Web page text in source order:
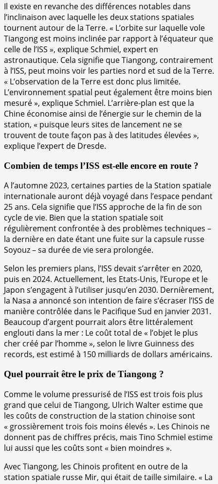
Il existe en revanche des différences notables dans
l’inclinaison avec laquelle les deux stations spatiales
tournent autour de la Terre. « L’orbite sur laquelle vole
Tiangong est moins inclinée par rapport à l’équateur que
celle de l’ISS », explique Schmiel, expert en
astronautique. Cela signifie que Tiangong, contrairement
à l’ISS, peut moins voir les parties nord et sud de la Terre.
« L’observation de la Terre est donc plus limitée.
L’environnement spatial peut également être moins bien
mesuré », explique Schmiel. L’arrière-plan est que la
Chine économise ainsi de l’énergie sur le chemin de la
station, « puisque leurs sites de lancement ne se
trouvent de toute façon pas à des latitudes élevées »,
explique l’expert de Dresde.
Combien de temps l’ISS est-elle encore en route ?
A l’automne 2023, certaines parties de la Station spatiale
internationale auront déjà voyagé dans l’espace pendant
25 ans. Cela signifie que l’ISS approche de la fin de son
cycle de vie. Bien que la station spatiale soit
régulièrement confrontée à des problèmes techniques –
la dernière en date étant une fuite sur la capsule russe
Soyouz – sa durée de vie sera prolongée.
Selon les premiers plans, l’ISS devait s’arrêter en 2020,
puis en 2024. Actuellement, les Etats-Unis, l’Europe et le
Japon s’engagent à l’utiliser jusqu’en 2030. Dernièrement,
la Nasa a annoncé son intention de faire s’écraser l’ISS de
manière contrôlée dans le Pacifique Sud en janvier 2031.
Beaucoup d’argent pourrait alors être littéralement
englouti dans la mer : Le coût total de « l’objet le plus
cher créé par l’homme », selon le livre Guinness des
records, est estimé à 150 milliards de dollars américains.
Quel pourrait être le prix de Tiangong ?
Comme le volume pressurisé de l’ISS est trois fois plus
grand que celui de Tiangong, Ulrich Walter estime que
les coûts de construction de la station chinoise sont
« grossièrement trois fois moins élevés ». Les Chinois ne
donnent pas de chiffres précis, mais Tino Schmiel estime
lui aussi que les coûts sont « bien moindres ».
Avec Tiangong, les Chinois profitent en outre de la
station spatiale russe Mir, qui était de taille similaire. « La